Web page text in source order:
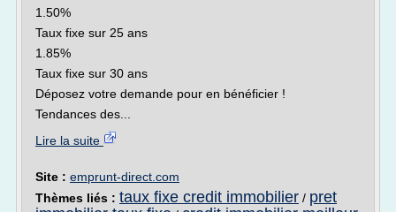
1.50%
Taux fixe sur 25 ans
1.85%
Taux fixe sur 30 ans
Déposez votre demande pour en bénéficier !
Tendances des...
Lire la suite
Site : emprunt-direct.com
Thèmes liés : taux fixe credit immobilier / pret